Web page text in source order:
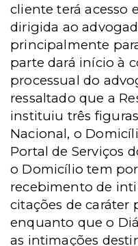
cliente terá acesso
dirigida ao
principalmente
parte dará início à
processual do
ressaltado que a
instituiu três
Nacional, o
Portal de Serviços
o Domicílio tem
recebimento de
citações de caráter
enquanto que o
as intimações